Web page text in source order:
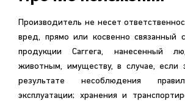
Производитель не несет
вред, прямо или косвенно связанный
продукции Carrera, нанесенный
животным, имуществу, в случае, если
результате несоблюдения
эксплуатации; хранения и